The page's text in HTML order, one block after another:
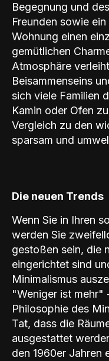
Begegnung und
Freunden sowie
Wohnung einen
gemütlichen
Atmosphäre
Beisammenseins
sich viele Familien
Kamin oder Ofen
Vergleich zu den
sparsam und
Die neuen Trends
Wenn Sie in Ihren
werden Sie
gestoßen sein, die
eingerichtet sind
Minimalismus
"Weniger ist mehr"
Philosophie des
Tat, dass die
ausgestattet
den 1960er Jahren